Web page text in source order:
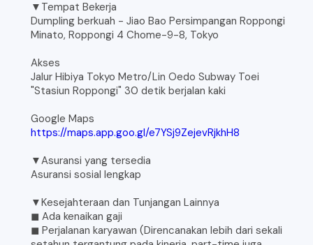
▼Tempat Bekerja
Dumpling berkuah - Jiao Bao Persimpangan Roppongi
Minato, Roppongi 4 Chome-9-8, Tokyo
Akses
Jalur Hibiya Tokyo Metro/Lin Oedo Subway Toei
"Stasiun Roppongi" 30 detik berjalan kaki
Google Maps
https://maps.app.goo.gl/e7YSj9ZejevRjkhH8
▼Asuransi yang tersedia
Asuransi sosial lengkap
▼Kesejahteraan dan Tunjangan Lainnya
◼︎ Ada kenaikan gaji
◼︎ Perjalanan karyawan (Direncanakan lebih dari sekali